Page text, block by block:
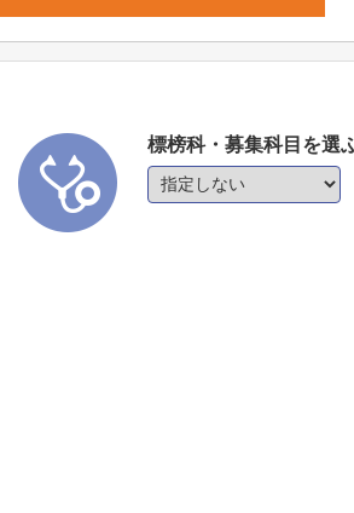
標榜科・募集科目を選